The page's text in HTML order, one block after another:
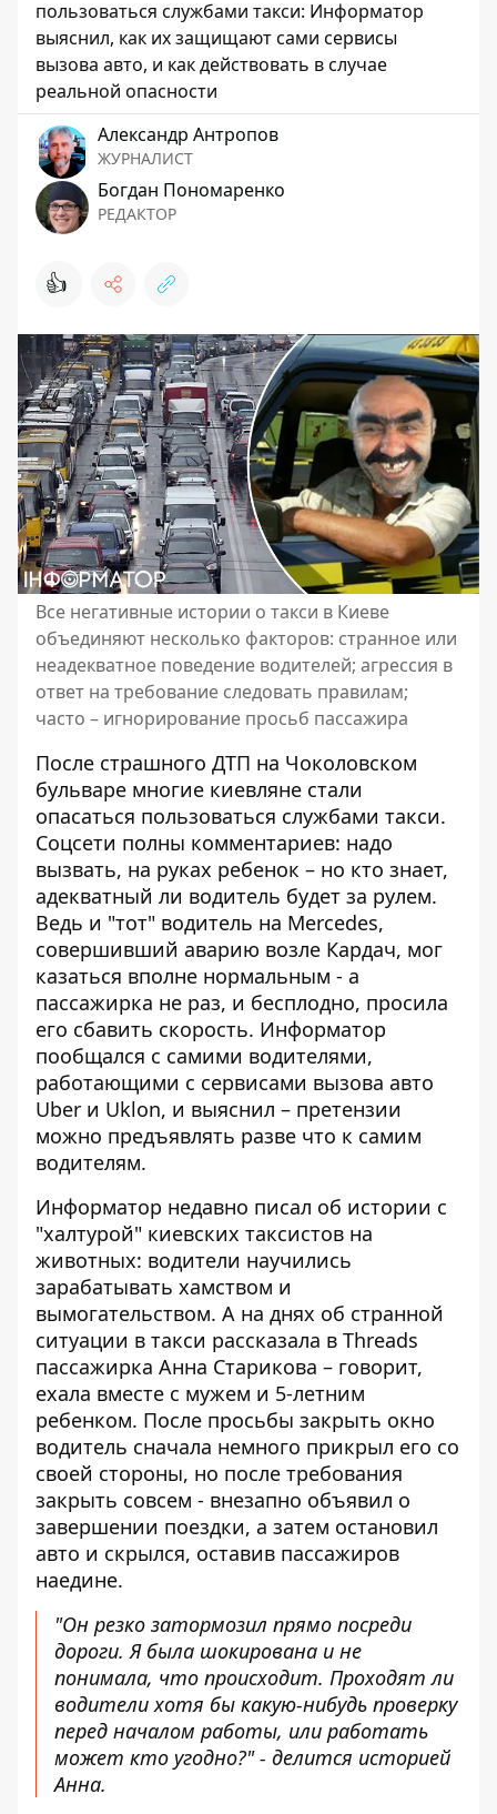
пользоваться службами такси: Информатор
выяснил, как их защищают сами сервисы
вызова авто, и как действовать в случае
реальной опасности
Александр Антропов
ЖУРНАЛИСТ
Богдан Пономаренко
РЕДАКТОР
👍
Все негативные истории о такси в Киеве
объединяют несколько факторов: странное или
неадекватное поведение водителей; агрессия в
ответ на требование следовать правилам;
часто – игнорирование просьб пассажира
После страшного ДТП на Чоколовском
бульваре многие киевляне стали
опасаться пользоваться службами такси.
Соцсети полны комментариев: надо
вызвать, на руках ребенок – но кто знает,
адекватный ли водитель будет за рулем.
Ведь и "тот" водитель на Mercedes,
совершивший аварию возле Кардач, мог
казаться вполне нормальным - а
пассажирка не раз, и бесплодно, просила
его сбавить скорость. Информатор
пообщался с самими водителями,
работающими с сервисами вызова авто
Uber и Uklon, и выяснил – претензии
можно предъявлять разве что к самим
водителям.
Информатор недавно писал об истории с
"халтурой" киевских таксистов на
животных: водители научились
зарабатывать хамством и
вымогательством. А на днях об странной
ситуации в такси рассказала в Threads
пассажирка Анна Старикова – говорит,
ехала вместе с мужем и 5-летним
ребенком. После просьбы закрыть окно
водитель сначала немного прикрыл его со
своей стороны, но после требования
закрыть совсем - внезапно объявил о
завершении поездки, а затем остановил
авто и скрылся, оставив пассажиров
наедине.
"Он резко затормозил прямо посреди
дороги. Я была шокирована и не
понимала, что происходит. Проходят ли
водители хотя бы какую-нибудь проверку
перед началом работы, или работать
может кто угодно?" - делится историей
Анна.